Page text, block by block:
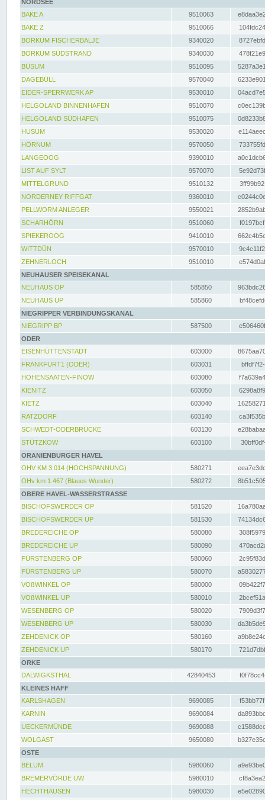
NORDSEE
BAKE A
9510063
BAKE Z
9510066
BORKUM FISCHERBALJE
9340020
BORKUM SÜDSTRAND
9340030
BÜSUM
9510095
DAGEBÜLL
9570040
EIDER-SPERRWERK AP
9530010
HELGOLAND BINNENHAFEN
9510070
HELGOLAND SÜDHAFEN
9510075
HUSUM
9530020
HÖRNUM
9570050
LANGEOOG
9390010
LIST AUF SYLT
9570070
MITTELGRUND
9510132
NORDERNEY RIFFGAT
9360010
PELLWORM ANLEGER
9550021
SCHARHÖRN
9510060
SPIEKEROOG
9410010
WITTDÜN
9570010
ZEHNERLOCH
9510010
NEUHAUSER SPEISEKANAL
NEUHAUS OP
585850
NEUHAUS UP
585860
NIEGRIPPER VERBINDUNGSKANAL
NIEGRIPP BP
587500
ODER
EISENHÜTTENSTADT
603000
FRANKFURT1 (ODER)
603031
HOHENSAATEN-FINOW
603080
KIENITZ
603050
KIETZ
603040
RATZDORF
603140
SCHWEDT-ODERBRÜCKE
603130
STÜTZKOW
603100
ORANIENBURGER HAVEL
OHV KM 3.014 (HOCHSPANNUNG)
580271
OHv km 1.467 (Blaues Wunder)
580272
OBERE HAVEL-WASSERSTRASSE
BISCHOFSWERDER OP
581520
BISCHOFSWERDER UP
581530
BREDEREICHE OP
580080
BREDEREICHE UP
580090
FÜRSTENBERG OP
580060
FÜRSTENBERG UP
580070
VOßWINKEL OP
580000
VOßWINKEL UP
580010
WESENBERG OP
580020
WESENBERG UP
580030
ZEHDENICK OP
580160
ZEHDENICK UP
580170
ORKE
DALWIGKSTHAL
42840453
KLEINES HAFF
KARLSHAGEN
9690085
KARNIN
9690084
UECKERMÜNDE
9690088
WOLGAST
9650080
OSTE
BELUM
5980060
BREMERVÖRDE UW
5980010
HECHTHAUSEN
5980030